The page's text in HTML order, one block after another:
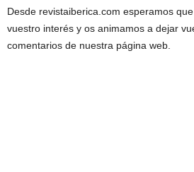
Desde revistaiberica.com esperamos
vuestro interés y os animamos a dejar
comentarios de nuestra página web.